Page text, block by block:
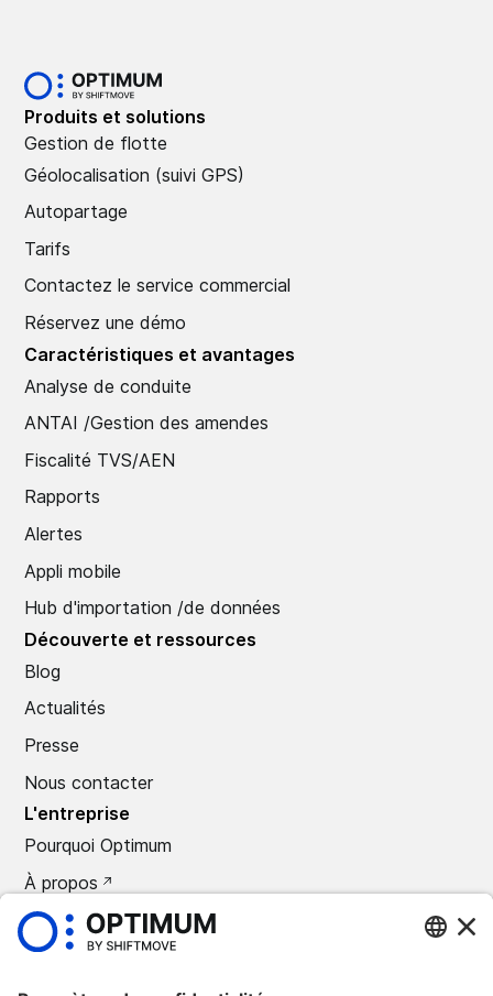
Produits et solutions
Gestion de flotte
Géolocalisation (suivi GPS)
Autopartage
Tarifs
Contactez le service commercial
Réservez une démo
Caractéristiques et avantages
Analyse de conduite
ANTAI /Gestion des amendes
Fiscalité TVS/AEN
Rapports
Alertes
Appli mobile
Hub d'importation /de données
Découverte et ressources
Blog
Actualités
Presse
Nous contacter
L'entreprise
Pourquoi Optimum
À propos
CARRIÈRES
Presse